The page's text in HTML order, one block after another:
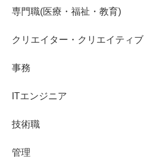
専門職(医療・福祉・教育)
クリエイター・クリエイティブ
事務
ITエンジニア
技術職
管理